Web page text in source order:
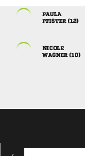

 

 